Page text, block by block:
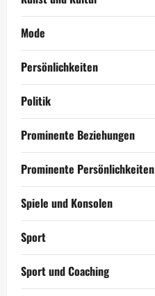
Mode
Persönlichkeiten
Politik
Prominente Beziehungen
Prominente Persönlichkeiten
Spiele und Konsolen
Sport
Sport und Coaching